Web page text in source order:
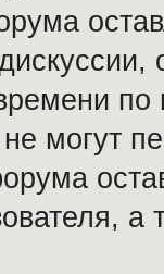
могут
а